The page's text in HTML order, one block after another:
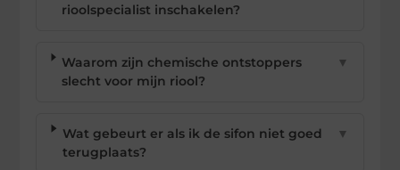
rioolspecialist inschakelen?
Waarom zijn chemische ontstoppers
slecht voor mijn riool?
▼
Wat gebeurt er als ik de sifon niet goed
terugplaats?
▼